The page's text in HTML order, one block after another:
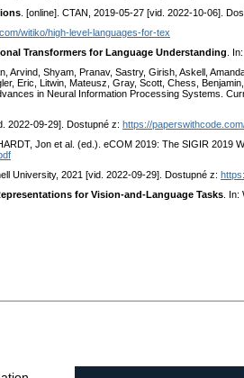
. [online]. CTAN, 2019-05-27 [vid. 2022-10-06].
witiko/high-level-languages-for-tex
Transformers for Language Understanding .
Shyam, Pranav, Sastry, Girish, Askell,
Eric, Litwin, Mateusz, Gray, Scott, Chess,
in Neural Information Processing Systems.
2022-09-29]. Dostupné z: https://
Jon et al. (ed.). eCOM 2019: The SIGIR
University, 2021 [vid. 2022-09-29]. Dostupné z:
for Vision-and-Language Tasks .